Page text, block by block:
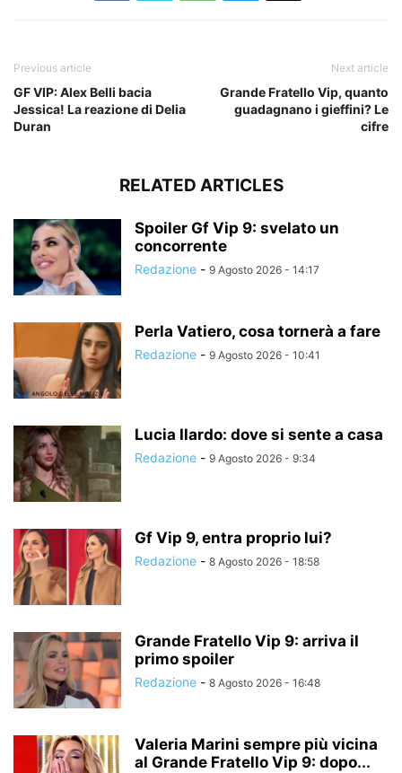
Previous article
GF VIP: Alex Belli bacia
Jessica! La reazione di Delia
Duran
Next article
Grande Fratello Vip, quanto
guadagnano i gieffini? Le
cifre
RELATED ARTICLES
Spoiler Gf Vip 9: svelato un
concorrente
Redazione - 9 Agosto 2026 - 14:17
Perla Vatiero, cosa tornerà a fare
Redazione - 9 Agosto 2026 - 10:41
Lucia Ilardo: dove si sente a casa
Redazione - 9 Agosto 2026 - 9:34
Gf Vip 9, entra proprio lui?
Redazione - 8 Agosto 2026 - 18:58
Grande Fratello Vip 9: arriva il
primo spoiler
Redazione - 8 Agosto 2026 - 16:48
Valeria Marini sempre più vicina
al Grande Fratello Vip 9: dopo...